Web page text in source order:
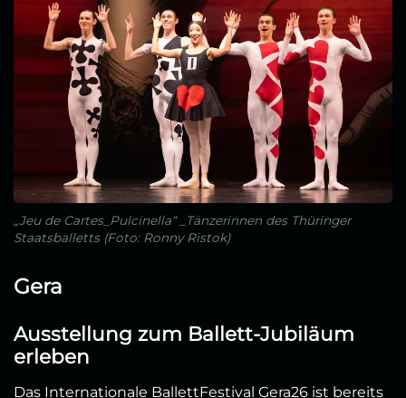
„Jeu de Cartes_Pulcinella“ _Tänzerinnen des Thüringer
Staatsballetts (Foto: Ronny Ristok)
Gera
Ausstellung zum Ballett-Jubiläum
erleben
Das Internationale BallettFestival Gera26 ist bereits